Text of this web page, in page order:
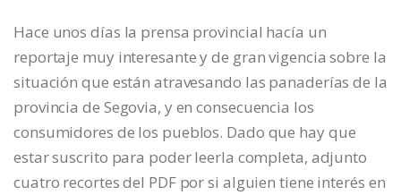
Hace unos días la prensa provincial hacía un
reportaje muy interesante y de gran vigencia sobre la
situación que están atravesando las panaderías de la
provincia de Segovia, y en consecuencia los
consumidores de los pueblos. Dado que hay que
estar suscrito para poder leerla completa, adjunto
cuatro recortes del PDF por si alguien tiene interés en